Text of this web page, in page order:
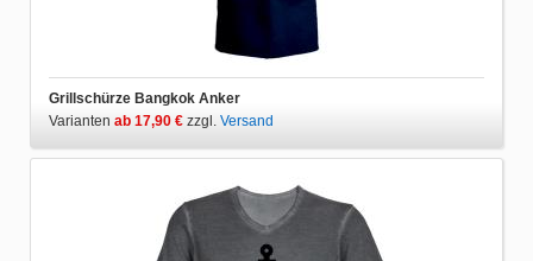
Grillschürze Bangkok Anker
Varianten ab 17,90 € zzgl. Versand